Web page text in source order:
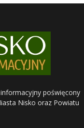
poświęcony
Nisko oraz Powiatu